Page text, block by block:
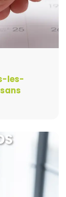
les-